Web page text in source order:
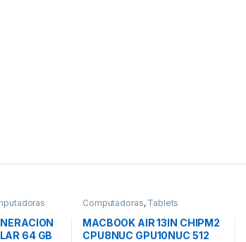
64 GB
Computadoras, Tablets
MACBOOK AIR 13IN CHIPM2
CPU8NUC GPU10NUC 512